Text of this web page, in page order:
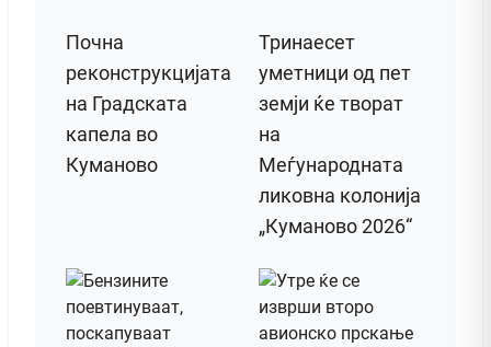
Почна
реконструкцијата
на Градската
капела во
Куманово
Тринаесет
уметници од пет
земји ќе творат
на
Меѓународната
ликовна колонија
„Куманово 2026“